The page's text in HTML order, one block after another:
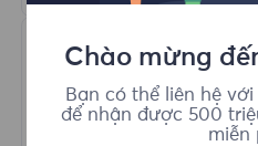
Chào mừng
Bạn có thể liên hệ
để nhận được 500
miễn